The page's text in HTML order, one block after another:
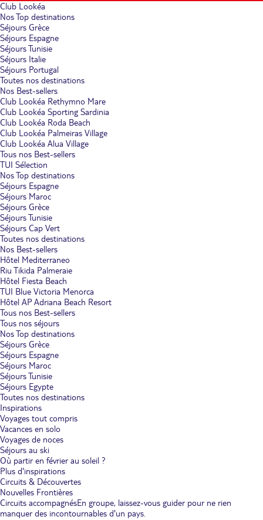
Club Lookéa
Nos Top destinations
Séjours Grèce
Séjours Espagne
Séjours Tunisie
Séjours Italie
Séjours Portugal
Toutes nos destinations
Nos Best-sellers
Club Lookéa Rethymno Mare
Club Lookéa Sporting Sardinia
Club Lookéa Roda Beach
Club Lookéa Palmeiras Village
Club Lookéa Alua Village
Tous nos Best-sellers
TUI Sélection
Nos Top destinations
Séjours Espagne
Séjours Maroc
Séjours Grèce
Séjours Tunisie
Séjours Cap Vert
Toutes nos destinations
Nos Best-sellers
Hôtel Mediterraneo
Riu Tikida Palmeraie
Hôtel Fiesta Beach
TUI Blue Victoria Menorca
Hôtel AP Adriana Beach Resort
Tous nos Best-sellers
Tous nos séjours
Nos Top destinations
Séjours Grèce
Séjours Espagne
Séjours Maroc
Séjours Tunisie
Séjours Egypte
Toutes nos destinations
Inspirations
Voyages tout compris
Vacances en solo
Voyages de noces
Séjours au ski
Où partir en février au soleil ?
Plus d'inspirations
Circuits & Découvertes
Nouvelles Frontières
Circuits accompagnésEn groupe, laissez-vous guider pour ne rien
manquer des incontournables d'un pays.